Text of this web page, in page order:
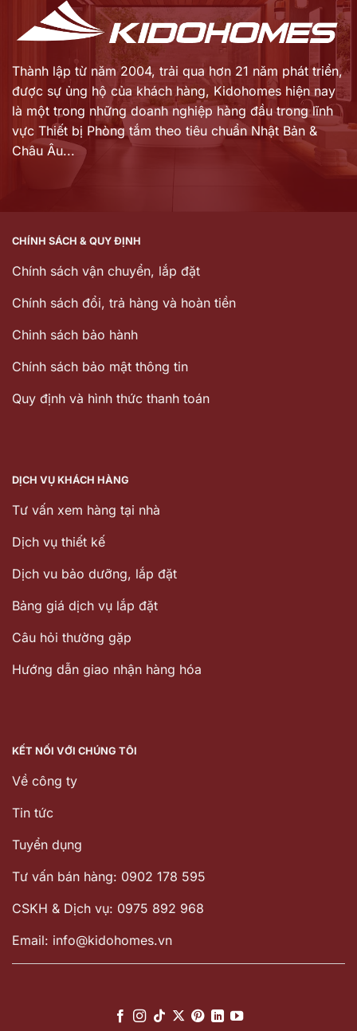
Thành lập từ năm 2004, trải qua hơn 21 năm phát triển,
được sự ủng hộ của khách hàng, Kidohomes hiện nay
là một trong những doanh nghiệp hàng đầu trong lĩnh
vực Thiết bị Phòng tắm theo tiêu chuẩn Nhật Bản &
Châu Âu...
CHÍNH SÁCH & QUY ĐỊNH
Chính sách vận chuyển, lắp đặt
Chính sách đổi, trả hàng và hoàn tiền
Chinh sách bảo hành
Chính sách bảo mật thông tin
Quy định và hình thức thanh toán
DỊCH VỤ KHÁCH HÀNG
Tư vấn xem hàng tại nhà
Dịch vụ thiết kế
Dịch vu bảo dưỡng, lắp đặt
Bảng giá dịch vụ lắp đặt
Câu hỏi thường gặp
Hướng dẫn giao nhận hàng hóa
KẾT NỐI VỚI CHÚNG TÔI
Về công ty
Tin tức
Tuyển dụng
Tư vấn bán hàng: 0902 178 595
CSKH & Dịch vụ: 0975 892 968
Email: info@kidohomes.vn